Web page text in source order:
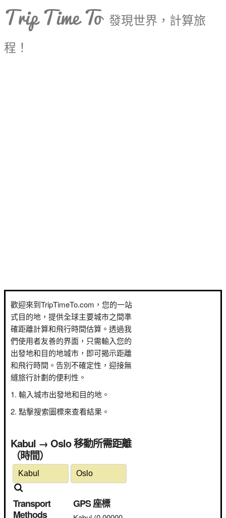
Trip Time To 發現世界，計算旅
程！
歡迎來到TripTimeTo.com，您的一站
式目的地，提供全球主要城市之間準
確距離計算和飛行時間估算。透過我
們使用者友善的界面，只需輸入您的
出發地和目的地城市，即可揭示距離
和飛行時間。告別不確定性，迎接無
縫旅行計劃的便利性。
輸入城市出發地和目的地。
點擊搜索圖標來查看結果。
Kabul → Oslo 移動所需距離
（時間）
Transport
Methods
GPS 座標